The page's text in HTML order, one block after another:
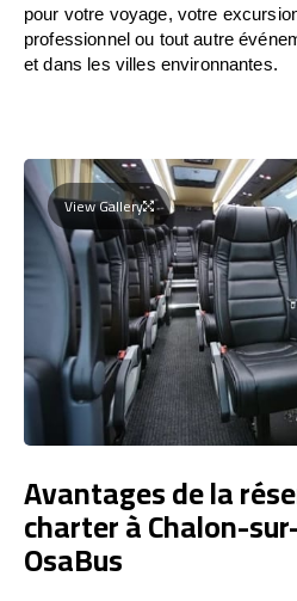
pour votre voyage, votre
professionnel ou tout autre
et dans les villes environnantes.
View Gallery
Avantages de la
charter à Chalon-
OsaBus